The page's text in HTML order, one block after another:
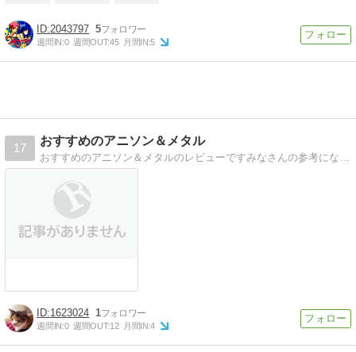
2043797 5
週間IN:0 週間OUT:45 月間IN:5
17
おすすめのアニソン＆メタル
おすすめのアニソン＆メタルのレビューですみなさんの参考になればと思います、宜しくお願いします<(_ _)>
1623024 1
週間IN:0 週間OUT:12 月間IN:4